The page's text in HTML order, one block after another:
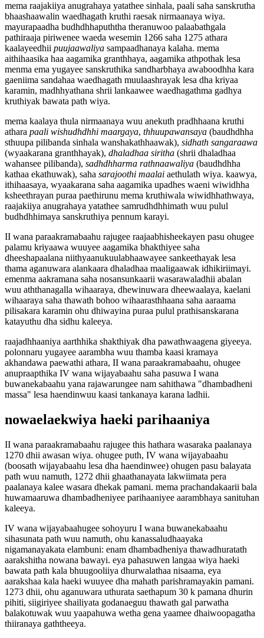
mema raajakiiya anugrahaya yatathee sinhala, paali saha sanskrutha
bhaashaawalin waedhagath kruthi raesak nirmaanaya wiya.
mayurapaadha budhdhhapuththa theranuwoo palaabathgala
pathiraaja piriwenee waeda wesemin 1266 saha 1275 athara
kaalayeedhii puujaawaliya sampaadhanaya kalaha. mema
aithihaasika haa aagamika granthhaya, aagamika athpothak lesa
menma ema yugayee sanskruthika sandharbhaya awaboodhha kara
gaeniima sandahaa waedhagath muulaashrayak lesa dha kriyaa
karamin, madhhyathana shrii lankaawee waedhagathma gadhya
kruthiyak bawata path wiya.
mema kaalaya thula nirmaanaya wuu anekuth pradhhaana kruthi
athara paali wishudhdhhi maargaya, thhuupawansaya (baudhdhha
sthuupa pilibanda sinhala wanshakathhaawak), sidhath sangaraawa
(wyaakarana granthhayak), dhaladhaa siritha (shrii dhaladhaa
wahansee pilibanda), sadhdhharma rathnaawaliya (baudhdhha
kathaa ekathuwak), saha sarajoothi maalai aethulath wiya. kaawya,
ithihaasaya, wyaakarana saha aagamika upadhes waeni wiwidhha
ksheethrayan puraa paethirunu mema kruthiwala wiwidhhathwaya,
raajakiiya anugrahaya yatathee samrudhdhhimath wuu pulul
budhdhhimaya sanskruthiya pennum karayi.
II wana paraakramabaahu rajugee raajaabhisheekayen pasu ohugee
palamu kriyaawa wuuyee aagamika bhakthiyee saha
dheeshapaalana niithyaanukuulabhaawayee sankeethayak lesa
thama aganuwara alankaara dhaladhaa maaligaawak idhikiriimayi.
emenma aakramana saha nosansunkaarii wasarawaladhii abalan
wuu aththanagalla wihaaraya, dhewinuwara dheewaalaya, kaelani
wihaaraya saha thawath bohoo wihaarasthhaana saha aaraama
pilisakara karamin ohu dhiwayina puraa pulul prathisanskarana
katayuthu dha sidhu kaleeya.
raajadhhaaniya aarthhika shakthiyak dha pawathwaagena giyeeya.
polonnaru yugayee aarambha wuu thamba kaasi kramaya
akhandawa paewathi athara, II wana paraakramabaahu, ohugee
anupraapthika IV wana wijayabaahu saha pasuwa I wana
buwanekabaahu yana rajawarungee nam sahithawa "dhambadheni
massa" lesa haendinwuu kaasi tankanaya karana ladhii.
nowaelaekwiya haeki parihaaniya
II wana paraakramabaahu rajugee this hathara wasaraka paalanaya
1270 dhii awasan wiya. ohugee puth, IV wana wijayabaahu
(boosath wijayabaahu lesa dha haendinwee) ohugen pasu balayata
path wuu namuth, 1272 dhii ghaathanayata lakwiimata pera
paalanaya kalee wasara dhekak pamani. mema prachandakaarii bala
huwamaaruwa dhambadheniyee parihaaniyee aarambhaya sanituhan
kaleeya.
IV wana wijayabaahugee sohoyuru I wana buwanekabaahu
sihasunata path wuu namuth, ohu kanassaludhaayaka
nigamanayakata elambuni: enam dhambadheniya thawadhuratath
aarakshitha nowana bawayi. eya pahasuwen langaa wiya haeki
bawata path kala bhuugooliiya dhurwalathaa nisaama, eya
aarakshaa kala haeki wuuyee dha mahath parishramayakin pamani.
1273 dhii, ohu aganuwara uthurata saethapum 30 k pamana dhurin
pihiti, siigiriyee shailiyata godanaeguu thawath gal parwatha
balakotuwak wuu yaapahuwa wetha gena yaamee dhaiwoopagatha
thiiranaya gaththeeya.